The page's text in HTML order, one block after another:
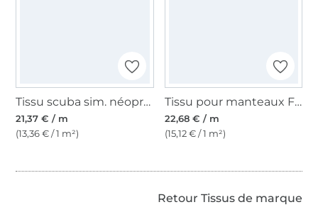
Tissu scuba sim. néoprène Cruz Fibre Mood, bleu foncé
21,37 € / m
(13,36 € / 1 m²)
Tissu pour manteaux Fibre Mood, lie de vin
22,68 € / m
(15,12 € / 1 m²)
Retour Tissus de marque